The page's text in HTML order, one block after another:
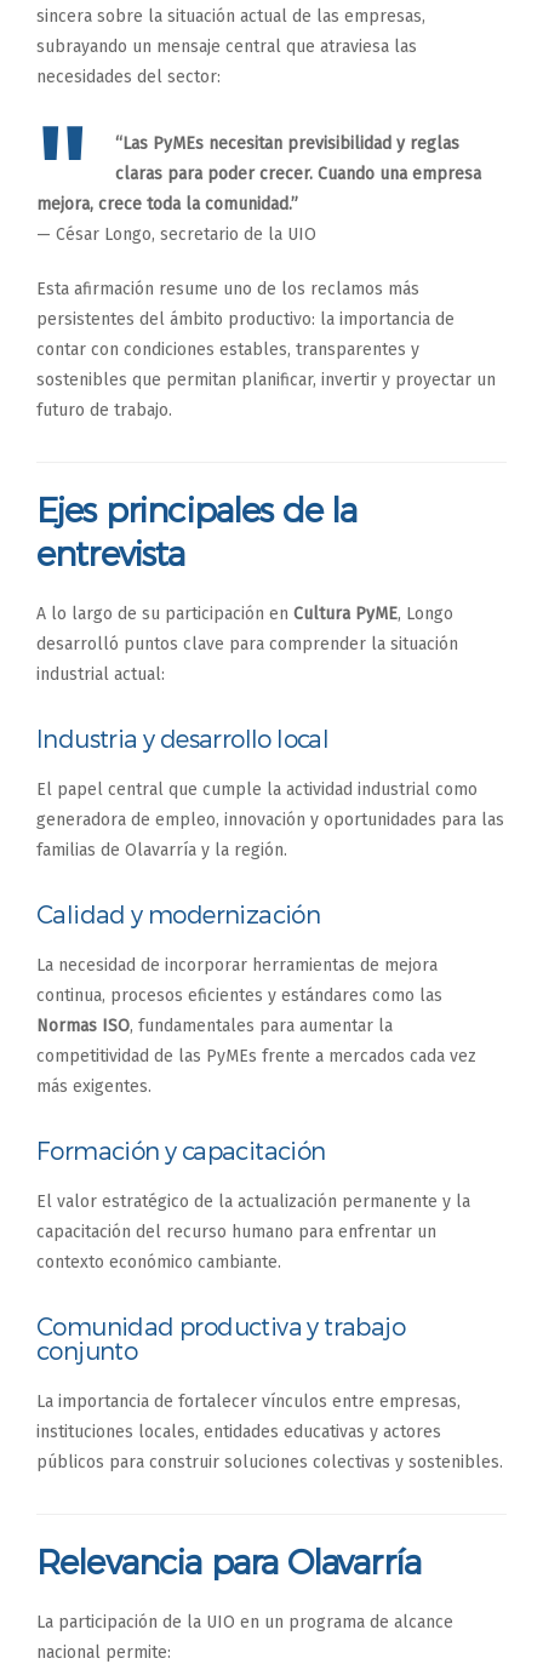
sincera sobre la situación actual de las empresas,
subrayando un mensaje central que atraviesa las
necesidades del sector:
“Las PyMEs necesitan previsibilidad y reglas
claras para poder crecer. Cuando una empresa
mejora, crece toda la comunidad.”
— César Longo, secretario de la UIO
Esta afirmación resume uno de los reclamos más
persistentes del ámbito productivo: la importancia de
contar con condiciones estables, transparentes y
sostenibles que permitan planificar, invertir y proyectar un
futuro de trabajo.
Ejes principales de la
entrevista
A lo largo de su participación en Cultura PyME, Longo
desarrolló puntos clave para comprender la situación
industrial actual:
Industria y desarrollo local
El papel central que cumple la actividad industrial como
generadora de empleo, innovación y oportunidades para las
familias de Olavarría y la región.
Calidad y modernización
La necesidad de incorporar herramientas de mejora
continua, procesos eficientes y estándares como las
Normas ISO, fundamentales para aumentar la
competitividad de las PyMEs frente a mercados cada vez
más exigentes.
Formación y capacitación
El valor estratégico de la actualización permanente y la
capacitación del recurso humano para enfrentar un
contexto económico cambiante.
Comunidad productiva y trabajo
conjunto
La importancia de fortalecer vínculos entre empresas,
instituciones locales, entidades educativas y actores
públicos para construir soluciones colectivas y sostenibles.
Relevancia para Olavarría
La participación de la UIO en un programa de alcance
nacional permite: